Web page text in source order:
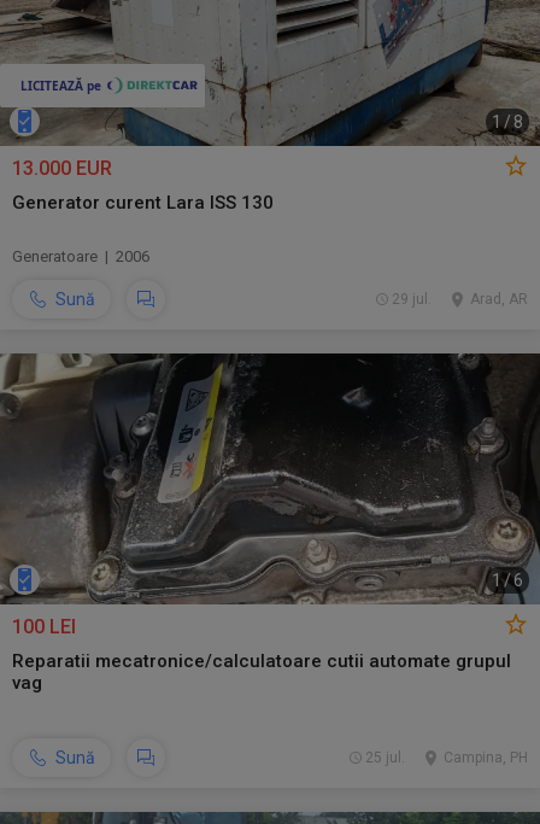
1 /8
13.000 EUR
Generator curent Lara ISS 130
Generatoare | 2006
Sună Arad, AR
29 jul.
1/6
100 LEI
Reparatii mecatronice/calculatoare cutii automate grupul
vag
Sună Campina, PH
25 jul.